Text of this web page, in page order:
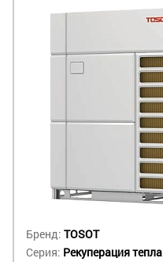
Бренд: TOSOT
Серия: Рекуперация